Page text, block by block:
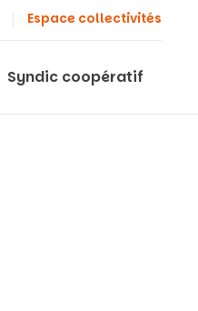
Espace collectivités
Syndic coopératif